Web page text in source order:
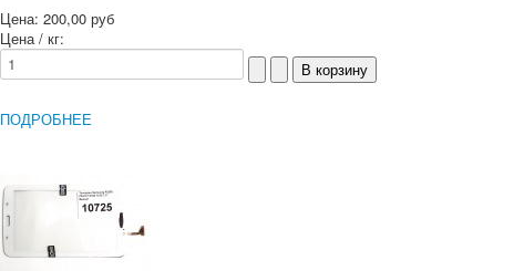
Цена: 200,00 руб
Цена / кг:
ПОДРОБНЕЕ